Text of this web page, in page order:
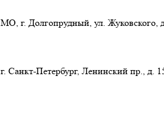
МО, г. Долгопрудный, ул. Жуковского,
г. Санкт-Петербург, Ленинский пр., д.